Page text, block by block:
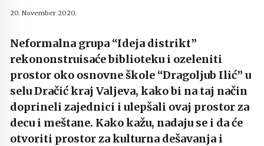
20. November 2020.
Neformalna grupa “Ideja distrikt”
rekononstruisaće biblioteku i ozeleniti
prostor oko osnovne škole “Dragoljub Ilić” u
selu Dračić kraj Valjeva, kako bi na taj način
doprineli zajednici i ulepšali ovaj prostor za
decu i meštane. Kako kažu, nadaju se i da će
otvoriti prostor za kulturna dešavanja i